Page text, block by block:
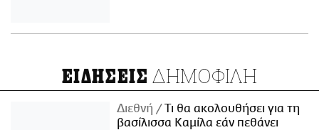
ΕΙΔΗΣΕΙΣ ΔΗΜΟΦΙΛΗ
Διεθνή
Τι θα ακολουθήσει για τη
βασίλισσα Καμίλα εάν πεθάνει